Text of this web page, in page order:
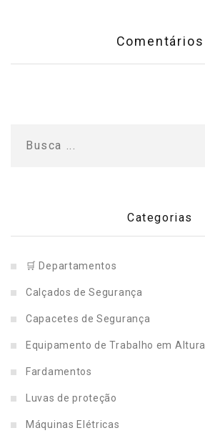
Comentários
Categorias
🛒 Departamentos
Calçados de Segurança
Capacetes de Segurança
Equipamento de Trabalho em Altura
Fardamentos
Luvas de proteção
Máquinas Elétricas